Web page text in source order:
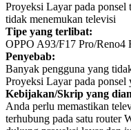
Proyeksi Layar pada ponsel
tidak menemukan televisi
Tipe yang terlibat:
OPPO A93/F17 Pro/Reno4
Penyebab:
Banyak pengguna yang
Proyeksi Layar pada ponsel
Kebijakan/Skrip yang
Anda perlu memastikan
terhubung pada satu router